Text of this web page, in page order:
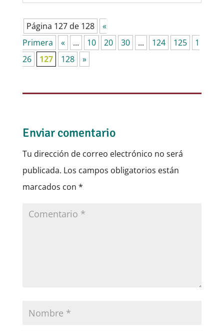
Página 127 de 128
«
Primera
« ... 10 20 30 ... 124 125
1
26
127 128 »
Enviar comentario
Tu dirección de correo electrónico no será
publicada. Los campos obligatorios están
marcados con *